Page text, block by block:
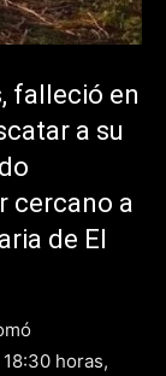
falleció en
a su
cercano a
de El
horas,